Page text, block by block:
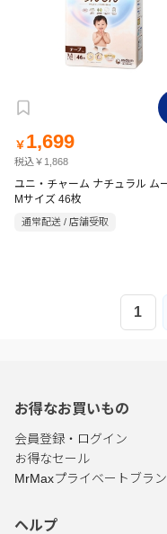
￥ 1,699
税込￥1,868
ユニ・チャーム ナチュラル ム
Mサイズ 46枚
通常配送 / 店舗受取
1
お得なお買いもの
会員登録・ログイン
お得なセール
MrMaxプライベートブラ
ヘルプ